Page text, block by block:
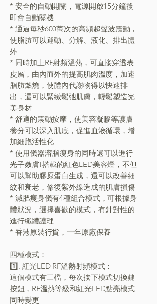
* 安全的自動開關，電源開啟15分鐘後
即會自動關機
* 通過每秒600萬次的高頻超聲波震動，
使脂肪可以運動、分解、液化、排出體
外
* 同時加上RF射頻溫熱，可直接穿透表
皮層，由內而外的提高肌肉溫度，加速
脂肪燃燒，使體內代謝物得以快速排
出，還可以緊緻鬆弛肌膚，輕鬆塑造完
美身材
* 舒適的震動按摩，使美容凝膠等護膚
養分可以深入肌底，促進血液循環，增
加細胞活性化
* 使用儀器溶脂瘦身的同時還可以進行
光子嫩膚!搭載的紅色LED美容燈，不但
可以幫助膠原蛋白生成，還可以改善細
紋和衰老，修復紫外線造成的肌膚損傷
* 減肥瘦身儀有4種組合模式，可根據身
體狀況，選擇喜歡的模式，有針對性的
進行纖體護理
* 香港原裝行貨，一年原廠保養
四種模式：
1️⃣. 紅光LED RF溫熱射頻模式：
這個模式有三檔，每次按下模式切換鍵
按鈕，RF溫熱等級和紅光LED點亮模式
同時變更